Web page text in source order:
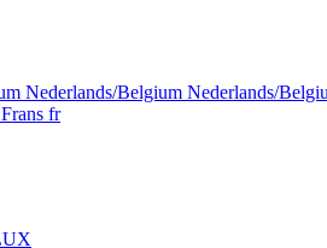
Nederlands/Belgium Nederlands/
Frans fr